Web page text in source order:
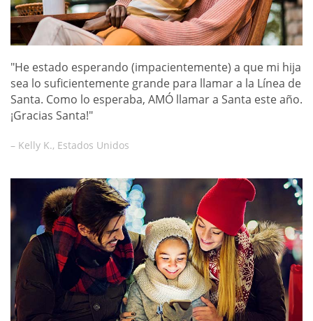
"He estado esperando (impacientemente) a que mi hija
sea lo suficientemente grande para llamar a la Línea de
Santa. Como lo esperaba, AMÓ llamar a Santa este año.
¡Gracias Santa!"
– Kelly K., Estados Unidos